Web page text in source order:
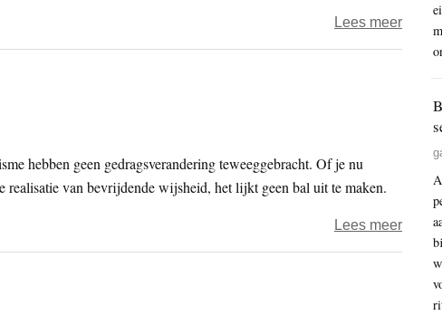
Lees meerover
hemel
zijt,
uw
naam
worde
hebben geen gedragsverandering teweeggebracht. Of je nu
van bevrijdende wijsheid, het lijkt geen bal uit te maken.
Lees meerover
Taigu